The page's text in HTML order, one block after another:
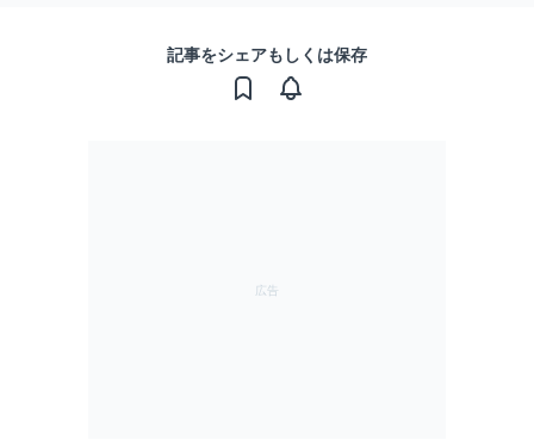
記事をシェアもしくは保存